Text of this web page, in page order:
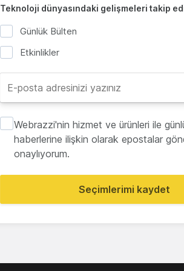
Teknoloji dünyasındaki gelişmeleri takip
Günlük Bülten
Etkinlikler
Webrazzi'nin hizmet ve ürünleri ile
haberlerine ilişkin olarak epostalar
onaylıyorum.
Seçimlerimi kaydet